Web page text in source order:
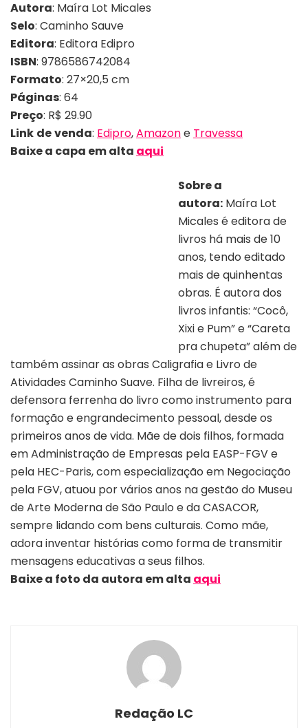
Autora: Maíra Lot Micales
Selo: Caminho Sauve
Editora: Editora Edipro
ISBN: 9786586742084
Formato: 27×20,5 cm
Páginas: 64
Preço: R$ 29.90
Link devenda: Edipro,Amazone Travessa
Baixe a capa em alta aqui
Sobre a
autora: Maíra Lot
Micales é editora de
livros há mais de 10
anos, tendo editado
mais de quinhentas
obras. É autora dos
livros infantis: “Cocô,
Xixi e Pum” e “Careta
pra chupeta” além de
também assinar as obras Caligrafia e Livro de
Atividades Caminho Suave. Filha de livreiros, é
defensora ferrenha do livro como instrumento para
formação e engrandecimento pessoal, desde os
primeiros anos de vida. Mãe de dois filhos, formada
em Administração de Empresas pela EASP-FGV e
pela HEC-Paris, com especialização em Negociação
pela FGV, atuou por vários anos na gestão do Museu
de Arte Moderna de São Paulo e da CASACOR,
sempre lidando com bens culturais. Como mãe,
adora inventar histórias como forma de transmitir
mensagens educativas a seus filhos.
Baixe a foto da autora em alta aqui
Redação LC